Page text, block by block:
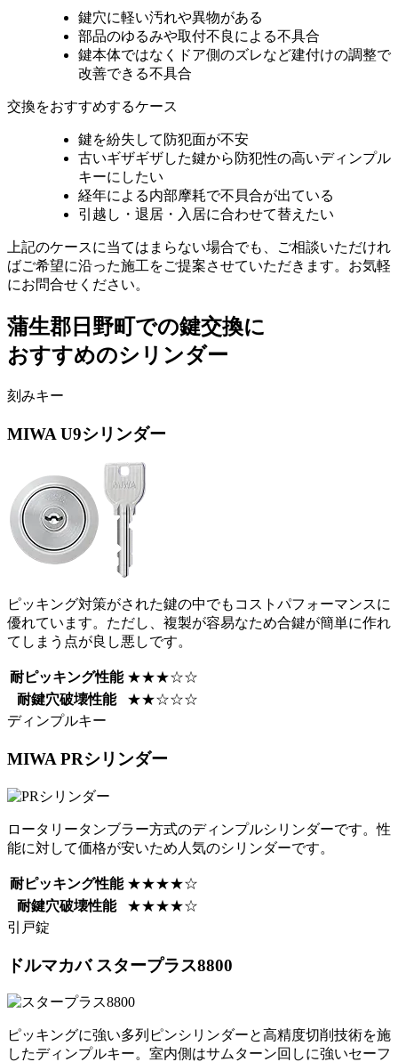
鍵穴に軽い汚れや異物がある
部品のゆるみや取付不良による不具合
鍵本体ではなくドア側のズレなど建付けの調整で
改善できる不具合
交換をおすすめするケース
鍵を紛失して防犯面が不安
古いギザギザした鍵から防犯性の高いディンプル
キーにしたい
経年による内部摩耗で不貝合が出ている
引越し・退居・入居に合わせて替えたい
上記のケースに当てはまらない場合でも、ご相談いただけれ
ばご希望に沿った施工をご提案させていただきます。お気軽
にお問合せください。
蒲生郡日野町での鍵交換に
おすすめのシリンダー
刻みキー
MIWA U9シリンダー
ピッキング対策がされた鍵の中でもコストパフォーマンスに
優れています。ただし、複製が容易なため合鍵が簡単に作れ
てしまう点が良し悪しです。
耐ピッキング性能 ★★★☆☆
耐鍵穴破壊性能
★★☆☆☆
ディンプルキー
MIWA PRシリンダー
ロータリータンブラー方式のディンプルシリンダーです。性
能に対して価格が安いため人気のシリンダーです。
耐ピッキング性能 ★★★★☆
耐鍵穴破壊性能
★★★★☆
引戸錠
ドルマカバ スタープラス8800
ピッキングに強い多列ピンシリンダーと高精度切削技術を施
したディンプルキー。室内側はサムターン回しに強いセーフ